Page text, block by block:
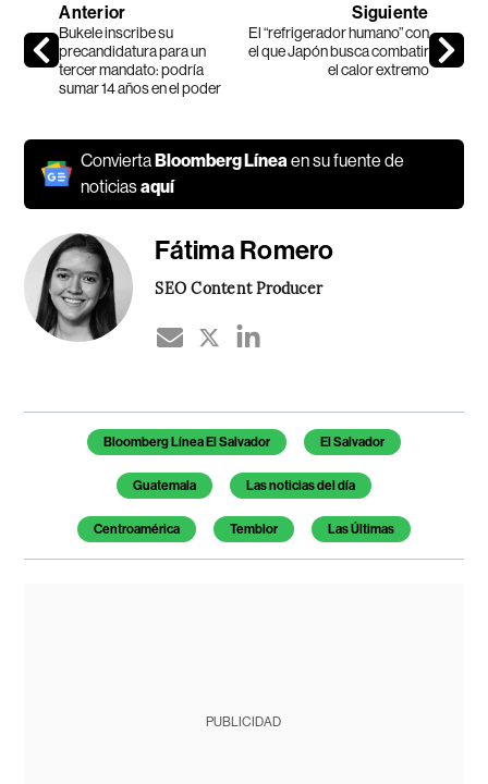
Anterior
Bukele inscribe su
precandidatura para un
tercer mandato: podría
sumar 14 años en el poder
Siguiente
El “refrigerador humano” con
el que Japón busca combatir
el calor extremo
ConviertaBloomberg Línea en su fuente de
noticiasaquí
Fátima Romero
SEO Content Producer
Temas de este artículo
Bloomberg Línea El Salvador El Salvador
Guatemala Las noticias del día
Centroamérica Temblor Las Últimas
PUBLICIDAD